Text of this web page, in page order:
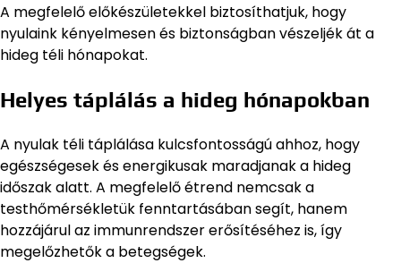
A megfelelő előkészületekkel biztosíthatjuk, hogy
nyulaink kényelmesen és biztonságban vészeljék át a
hideg téli hónapokat.
Helyes táplálás a hideg hónapokban
A nyulak téli táplálása kulcsfontosságú ahhoz, hogy
egészségesek és energikusak maradjanak a hideg
időszak alatt. A megfelelő étrend nemcsak a
testhőmérsékletük fenntartásában segít, hanem
hozzájárul az immunrendszer erősítéséhez is, így
megelőzhetők a betegségek.